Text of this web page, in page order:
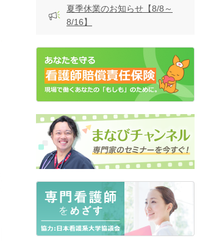
夏季休業のお知らせ【8/8～
8/16】